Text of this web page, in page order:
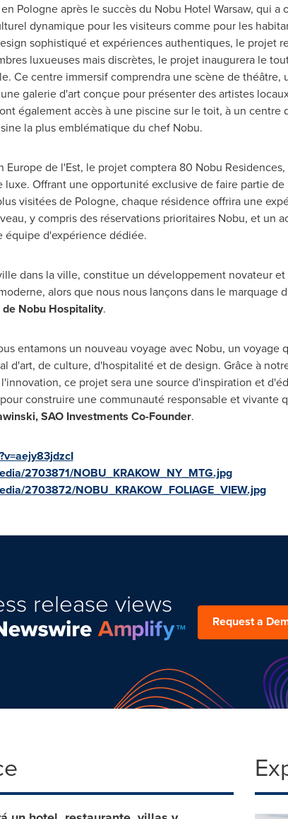
Pologne après le succès du Nobu Hotel Warsaw, qui
dynamique pour les visiteurs comme pour les
sophistiqué et expériences authentiques, le projet
luxueuses mais discrètes, le projet inaugurera le
Ce centre immersif comprendra une scène de théâtre,
galerie d'art conçue pour présenter des artistes
également accès à une piscine sur le toit, à un
la plus emblématique du chef Nobu.
Europede l'Est, le projet comptera 80 Nobu
Offrant une opportunité exclusive de faire partie
visitées de Pologne, chaque résidence offrira une
y compris des réservations prioritaires Nobu, et un
équipe d'expérience dédiée.
dans la ville, constitue un développement novateur
alors que nous nous lançons dans le marquage
de Nobu Hospitality.
entamons un nouveau voyage avec Nobu, un
d'art, de culture, d'hospitalité et de design. Grâce à
ce projet sera une source d'inspiration et
construire une communauté responsable et vivante
, SAO Investments Co-Founder.
2703871/NOBU_KRAKOW_NY_MTG.jpg
2703872/NOBU_KRAKOW_FOLIAGE_VIEW.jpg
release views
Request a